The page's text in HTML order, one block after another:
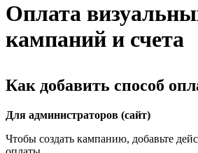
Оплата
кампаний и счета
Как добавить способ
Для администраторов (сайт)
Чтобы создать кампанию, добавьте